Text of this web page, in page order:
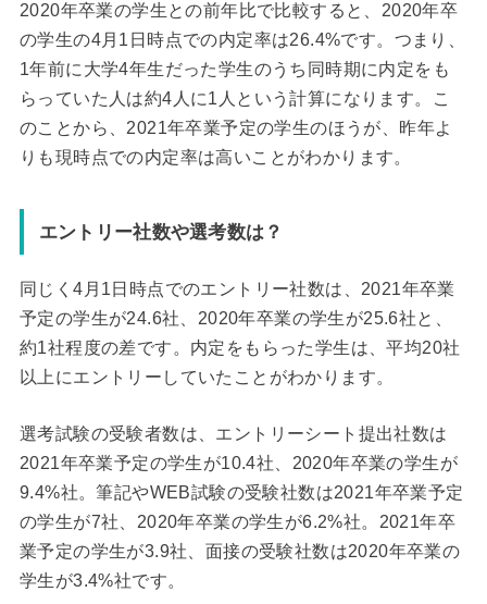
2020年卒業の学生との前年比で比較すると、2020年卒
の学生の4月1日時点での内定率は26.4%です。つまり、
1年前に大学4年生だった学生のうち同時期に内定をも
らっていた人は約4人に1人という計算になります。こ
のことから、2021年卒業予定の学生のほうが、昨年よ
りも現時点での内定率は高いことがわかります。
エントリー社数や選考数は？
同じく4月1日時点でのエントリー社数は、2021年卒業
予定の学生が24.6社、2020年卒業の学生が25.6社と、
約1社程度の差です。内定をもらった学生は、平均20社
以上にエントリーしていたことがわかります。
選考試験の受験者数は、エントリーシート提出社数は
2021年卒業予定の学生が10.4社、2020年卒業の学生が
9.4%社。筆記やWEB試験の受験社数は2021年卒業予定
の学生が7社、2020年卒業の学生が6.2%社。2021年卒
業予定の学生が3.9社、面接の受験社数は2020年卒業の
学生が3.4%社です。